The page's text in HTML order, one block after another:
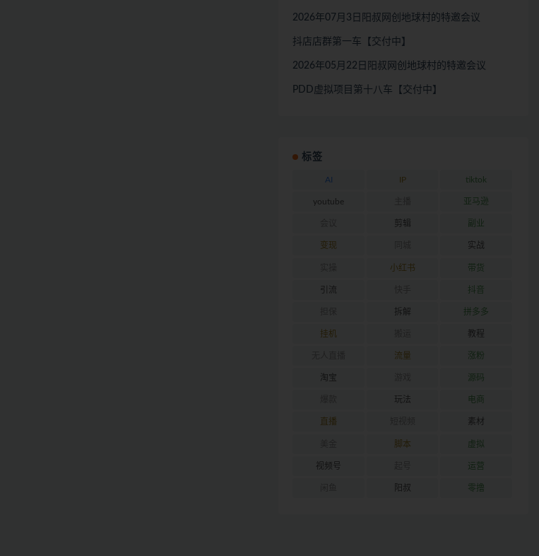
2026年07月3日阳叔网创地球村的特邀会议
抖店店群第一车【交付中】
2026年05月22日阳叔网创地球村的特邀会议
PDD虚拟项目第十八车【交付中】
标签
AI IP tiktok
youtube 亚马逊
剪辑 副业
变现 实战
小红书 带货
引流 抖音
拆解 拼多多
挂机 教程
流量 涨粉
淘宝 源码
玩法 电商
直播 素材
脚本 虚拟
视频号 运营
阳叔 零撸